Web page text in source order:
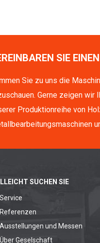
SIE
Sie zu uns die
Gerne zeigen wir
Produktionreihe von
SUCHEN SIE
Service
Referenzen
Ausstellungen und Messen
Über Geselschaft